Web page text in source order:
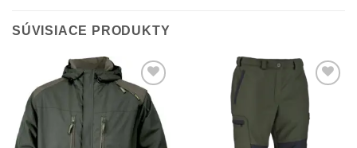
SÚVISIACE PRODUKTY
Add to
Wishlist
Add to